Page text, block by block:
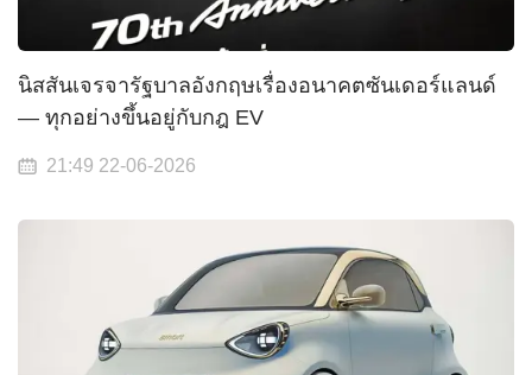
นิสสันเจรจารัฐบาลอังกฤษเรื่องอนาคตซันเดอร์แลนด์
— ทุกอย่างขึ้นอยู่กับกฎ EV
21:49 22-06-2026